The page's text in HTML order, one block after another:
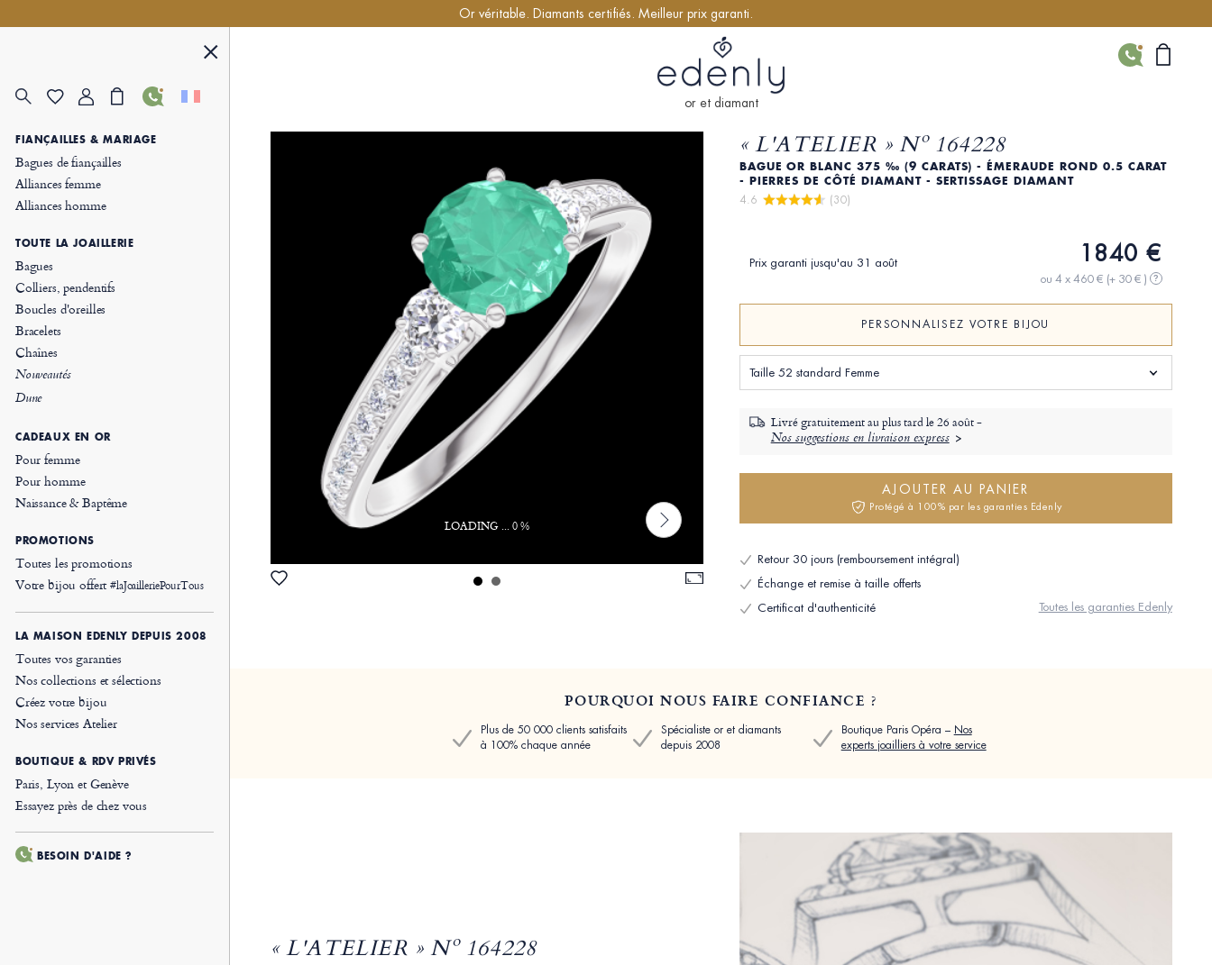
FIANÇAILLES & MARIAGE
Bagues de fiançailles
Alliances femme
Alliances homme
TOUTE LA JOAILLERIE
Bagues
Colliers, pendentifs
Boucles d'oreilles
Bracelets
Chaînes
Nouveautés
Dune
CADEAUX EN OR
Pour femme
Pour homme
Naissance & Baptême
PROMOTIONS
Toutes les promotions
Votre bijou offert#laJoailleriePourTous
LA MAISON EDENLY DEPUIS 2008
Toutes vos garanties
Nos collections et sélections
Créez votre bijou
Nos services Atelier
BOUTIQUE & RDV PRIVÉS
Paris, Lyon et Genève
Essayez près de chez vous
BESOIN D'AIDE ?
Or véritable. Diamants certifiés. Meilleur prix garanti.
CONTACT
or et diamant
LOADING ... 0 %
« L'ATELIER » Nº 164228
BAGUE OR BLANC 375 ‰ (9 CARATS) - ÉMERAUDE ROND 0.5 CARAT
- PIERRES DE CÔTÉ DIAMANT - SERTISSAGE DIAMANT
4.6 (30)
Prix garanti jusqu'au 31 août 1840 €
ou 4 x 460 € (+ 30 € ) ?
PERSONNALISEZ VOTRE BIJOU
Taille 52 standard Femme
Livré gratuitement au plus tard le26 août -
Nos suggestions en livraison express
AJOUTER AU PANIER
Protégé à 100% par les garanties Edenly
Retour 30 jours (remboursement intégral)
Échange et remise à taille offerts
Certificat d'authenticité
Toutes les garanties Edenly
POURQUOI NOUS FAIRE CONFIANCE ?
Plus de 50 000 clients satisfaits
à 100% chaque année
Spécialiste or et diamants
depuis 2008
Boutique Paris Opéra – Nos
experts joailliers à votre service
« L'ATELIER » Nº 164228